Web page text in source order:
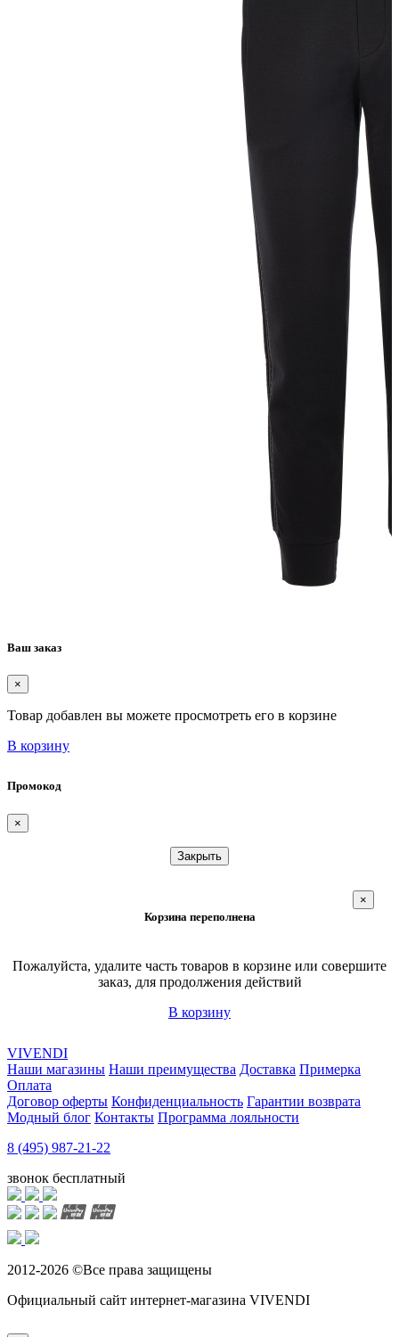
Ваш заказ
×
Товар добавлен вы можете просмотреть его в корзине
В корзину
Промокод
×
Закрыть
Корзина переполнена
×
Пожалуйста, удалите часть товаров в корзине или совершите
заказ, для продолжения действий
В корзину
VIVENDI
Наши магазины Наши преимущества Доставка Примерка
Оплата
Договор оферты Конфиденциальность Гарантии возврата
Модный блог Контакты Программа лояльности
8 (495) 987-21-22
звонок бесплатный
2012-2026 ©Все права защищены
Официальный сайт интернет-магазина VIVENDI